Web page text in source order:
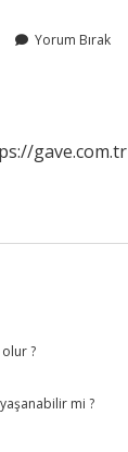
Yorum Bırak
gave.com.tr
?
mi ?